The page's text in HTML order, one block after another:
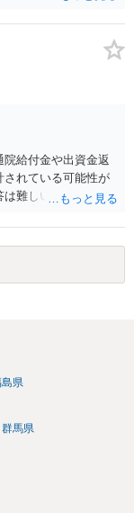
おじ又はおば」にも
給付金や出資金返
されている可能性が
は難しいところで
県
群馬県